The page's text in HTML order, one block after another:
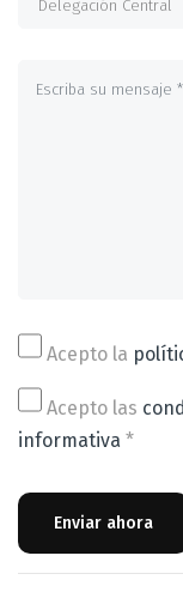
Acepto la
Acepto las
informativa *
Enviar ahora